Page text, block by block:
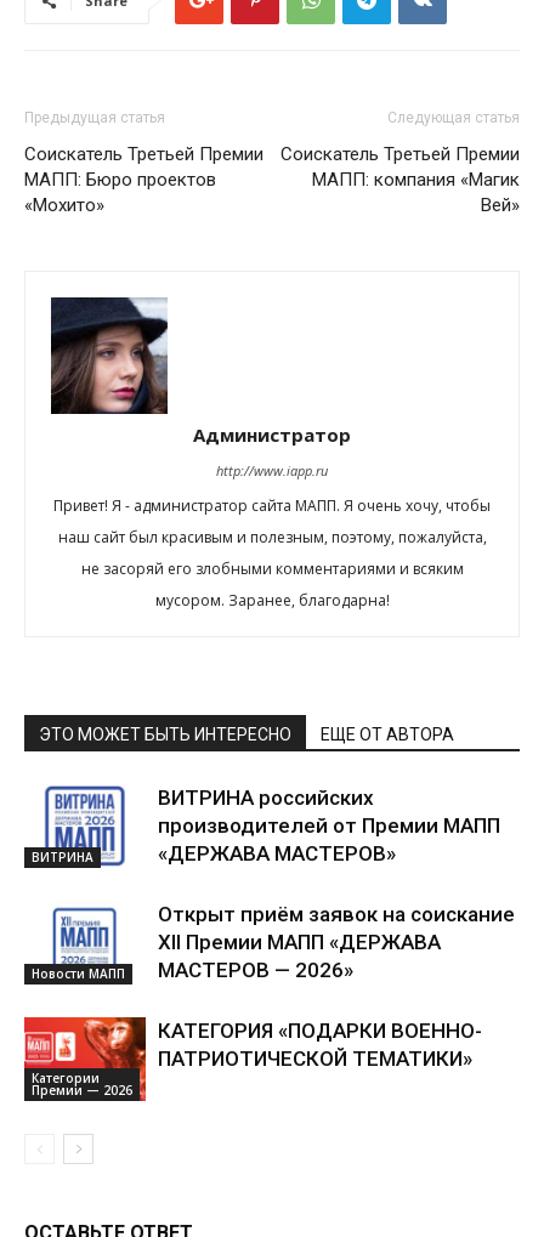
Предыдущая статья
Соискатель Третьей Премии
МАПП: Бюро проектов
«Мохито»
Следующая статья
Соискатель Третьей Премии
МАПП: компания «Магик
Вей»
Администратор
http://www.iapp.ru
Привет! Я - администратор сайта МАПП. Я очень хочу, чтобы
наш сайт был красивым и полезным, поэтому, пожалуйста,
не засоряй его злобными комментариями и всяким
мусором. Заранее, благодарна!
ЭТО МОЖЕТ БЫТЬ ИНТЕРЕСНО ЕЩЕ ОТ АВТОРА
ВИТРИНА
ВИТРИНА российских
производителей от Премии МАПП
«ДЕРЖАВА МАСТЕРОВ»
Новости МАПП
Открыт приём заявок на соискание
XII Премии МАПП «ДЕРЖАВА
МАСТЕРОВ — 2026»
Категории
Премии — 2026
КАТЕГОРИЯ «ПОДАРКИ ВОЕННО-
ПАТРИОТИЧЕСКОЙ ТЕМАТИКИ»